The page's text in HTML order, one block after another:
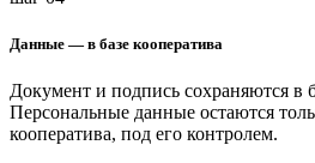
Данные — в базе кооператива
Документ и подпись сохраняются в
Персональные данные остаются
кооператива, под его контролем.